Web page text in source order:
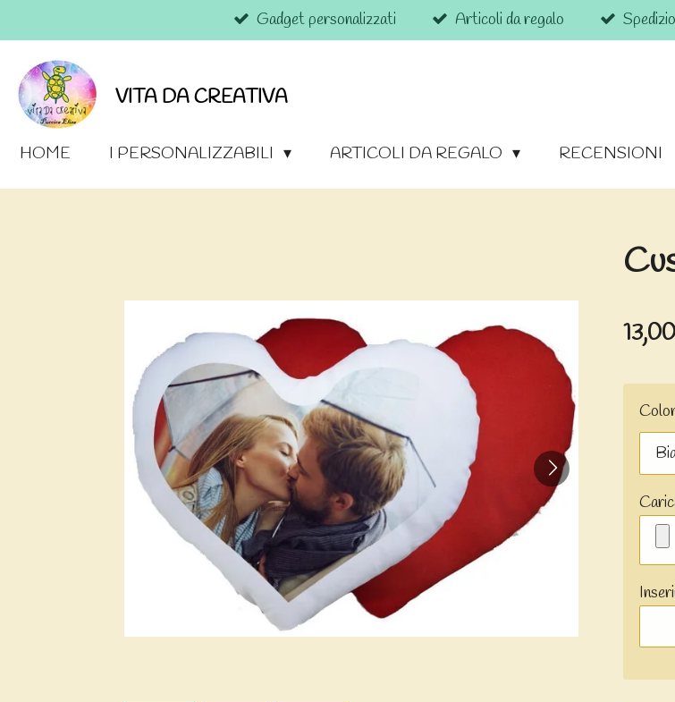
al
contenuto
principale
Gadget personalizzati Articoli da regalo
VITA DA CREATIVA
HOME I PERSONALIZZABILI ARTICOLI DA REGALO RECENSIONI